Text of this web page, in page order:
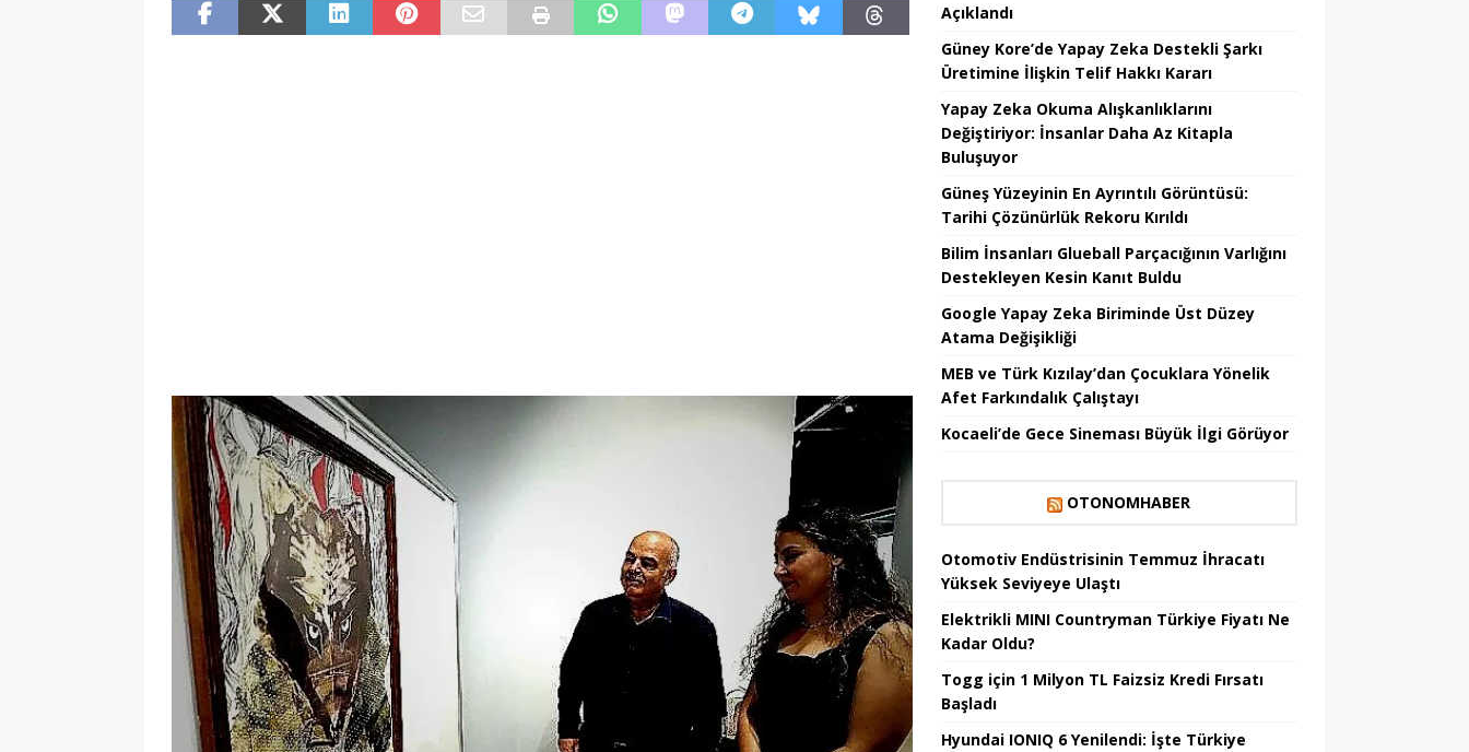
Açıklandı
Güney Kore’de Yapay Zeka Destekli Şarkı
Üretimine İlişkin Telif Hakkı Kararı
Yapay Zeka Okuma Alışkanlıklarını
Değiştiriyor: İnsanlar Daha Az Kitapla
Buluşuyor
Güneş Yüzeyinin En Ayrıntılı Görüntüsü:
Tarihi Çözünürlük Rekoru Kırıldı
Bilim İnsanları Glueball Parçacığının Varlığını
Destekleyen Kesin Kanıt Buldu
Google Yapay Zeka Biriminde Üst Düzey
Atama Değişikliği
MEB ve Türk Kızılay’dan Çocuklara Yönelik
Afet Farkındalık Çalıştayı
Kocaeli’de Gece Sineması Büyük İlgi Görüyor
OTONOMHABER
Otomotiv Endüstrisinin Temmuz İhracatı
Yüksek Seviyeye Ulaştı
Elektrikli MINI Countryman Türkiye Fiyatı Ne
Kadar Oldu?
Togg için 1 Milyon TL Faizsiz Kredi Fırsatı
Başladı
Hyundai IONIQ 6 Yenilendi: İşte Türkiye